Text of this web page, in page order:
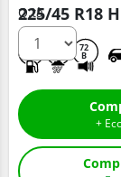
225/45 R18
72
B
Q.tà